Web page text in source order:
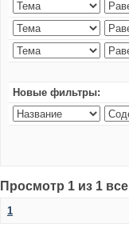
Новые фильтры:
Просмотр 1 из 1
1